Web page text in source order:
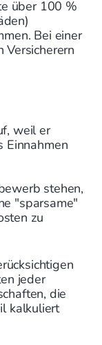
über 100 %
Bei einer
weil er
Einnahmen
stehen,
"sparsame"
zu
jeder
die
kalkuliert